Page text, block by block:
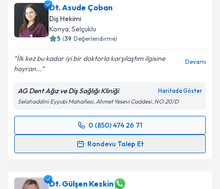
Dt. Asude Çoban
Diş Hekimi
Konya, Selçuklu
5 (39 Değerlendirme)
İlk kez bu kadar iyi bir doktorla karşılaştım ilgisine
hayran...
Devamı
AG Dent Ağız ve Diş Sağlığı Kliniği Haritada Göster
Selahaddini Eyyubi Mahallesi, Ahmet Yesevi Caddesi, NO:20/D
0 (850) 474 26 71
Randevu Talep Et
Randevu Takvimi Talebi
takvim hazırlandığında e-posta ile bilgilendireceğiz.
Dt. Gülşen Keskin